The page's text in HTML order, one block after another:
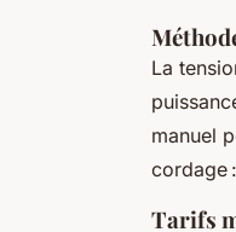
La
manuel
cordage
Tarifs